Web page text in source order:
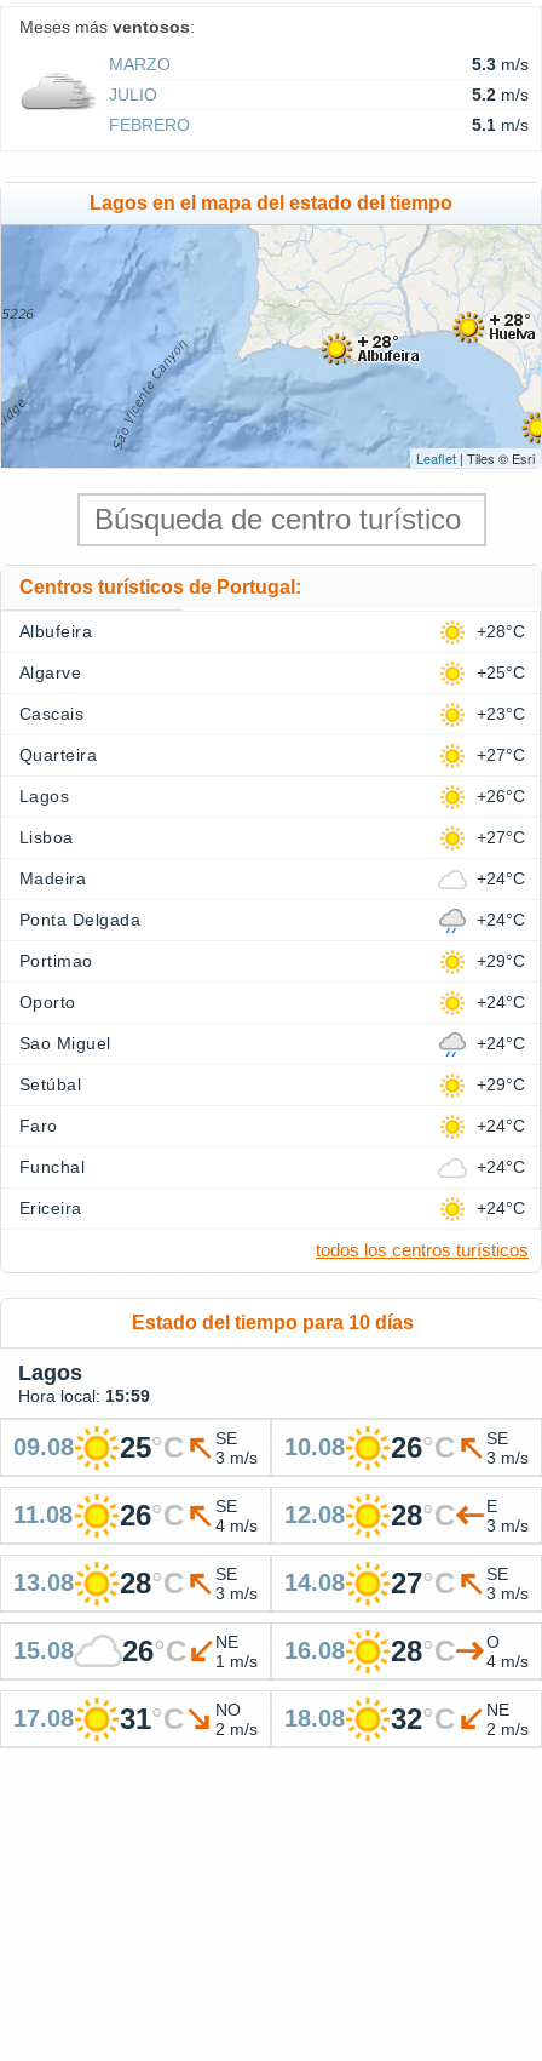
Meses más ventosos:
MARZO
5.3 m/s
JULIO
5.2 m/s
FEBRERO
5.1 m/s
Lagos en el mapa del estado del tiempo
Leaflet | Tiles © Esri
Centros turísticos de Portugal:
Albufeira +28°C
Algarve +25°C
Cascais +23°C
Quarteira +27°C
Lagos +26°C
Lisboa +27°C
Madeira +24°C
Ponta Delgada +24°C
Portimao +29°C
Oporto +24°C
Sao Miguel +24°C
Setúbal +29°C
Faro +24°C
Funchal +24°C
Ericeira +24°C
todos los centros turísticos
Estado del tiempo para 10 días
Lagos
Hora local: 15:59
09.08 25°C
SE
3 m/s
10.08 26°C
SE
3 m/s
11.08 26°C
SE
4 m/s
12.08 28°C
E
3 m/s
13.08 28°C
SE
3 m/s
14.08 27°C
SE
3 m/s
15.08 26°C
NE
1 m/s
16.08 28°C
O
4 m/s
17.08 31°C
NO
2 m/s
18.08 32°C
NE
2 m/s